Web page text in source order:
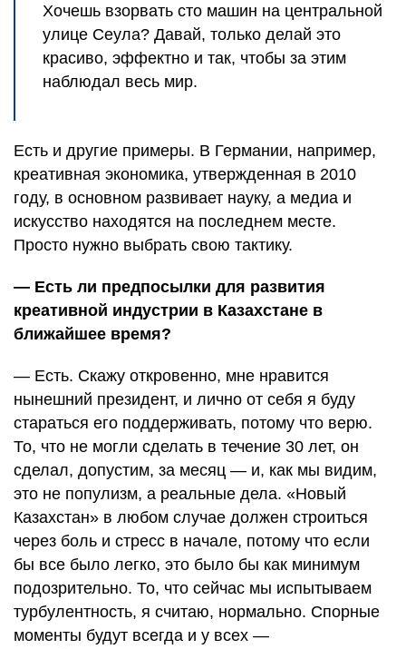
Хочешь взорвать сто машин на центральной
улице Сеула? Давай, только делай это
красиво, эффектно и так, чтобы за этим
наблюдал весь мир.
Есть и другие примеры. В Германии, например,
креативная экономика, утвержденная в 2010
году, в основном развивает науку, а медиа и
искусство находятся на последнем месте.
Просто нужно выбрать свою тактику.
— Есть ли предпосылки для развития
креативной индустрии в Казахстане в
ближайшее время?
— Есть. Скажу откровенно, мне нравится
нынешний президент, и лично от себя я буду
стараться его поддерживать, потому что верю.
То, что не могли сделать в течение 30 лет, он
сделал, допустим, за месяц — и, как мы видим,
это не популизм, а реальные дела. «Новый
Казахстан» в любом случае должен строиться
через боль и стресс в начале, потому что если
бы все было легко, это было бы как минимум
подозрительно. То, что сейчас мы испытываем
турбулентность, я считаю, нормально. Спорные
моменты будут всегда и у всех —